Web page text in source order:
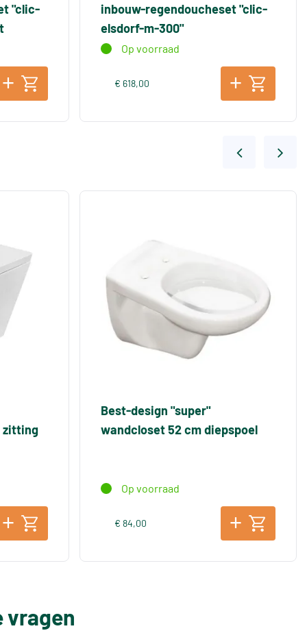
"clic-
inbouw-regendoucheset "clic-
elsdorf-m-300"
Op voorraad
€ 618,00
zitting
Best-design "super"
wandcloset 52 cm diepspoel
Op voorraad
€ 84,00
vragen